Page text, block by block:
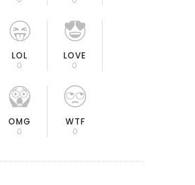
LOL
0
LOVE
0
OMG
0
WTF
0